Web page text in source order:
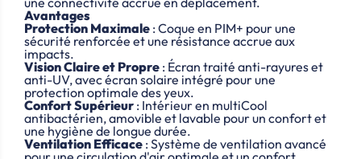
Avantages
Protection Maximale : Coque en PIM+ pour une
sécurité renforcée et une résistance accrue aux
impacts.
Vision Claire et Propre : Écran traité anti-rayures et
anti-UV, avec écran solaire intégré pour une
protection optimale des yeux.
Confort Supérieur : Intérieur en multiCool
antibactérien, amovible et lavable pour un confort et
une hygiène de longue durée.
Ventilation Efficace : Système de ventilation avancé